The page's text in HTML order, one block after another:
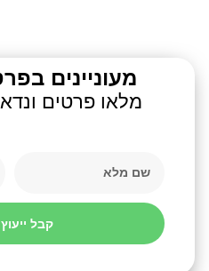
מעוניינים
מלאו פרטים
קבל